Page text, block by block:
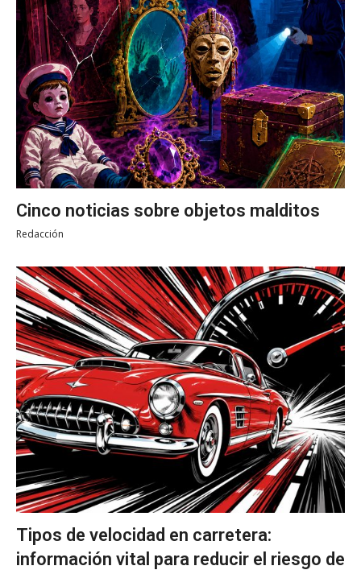
Cinco noticias sobre objetos malditos
Redacción
Tipos de velocidad en carretera:
información vital para reducir el riesgo de